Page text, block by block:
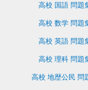
高校 国語 問題
高校 数学 問題
高校 英語 問題
高校 理科 問題
高校 地歴公民 問